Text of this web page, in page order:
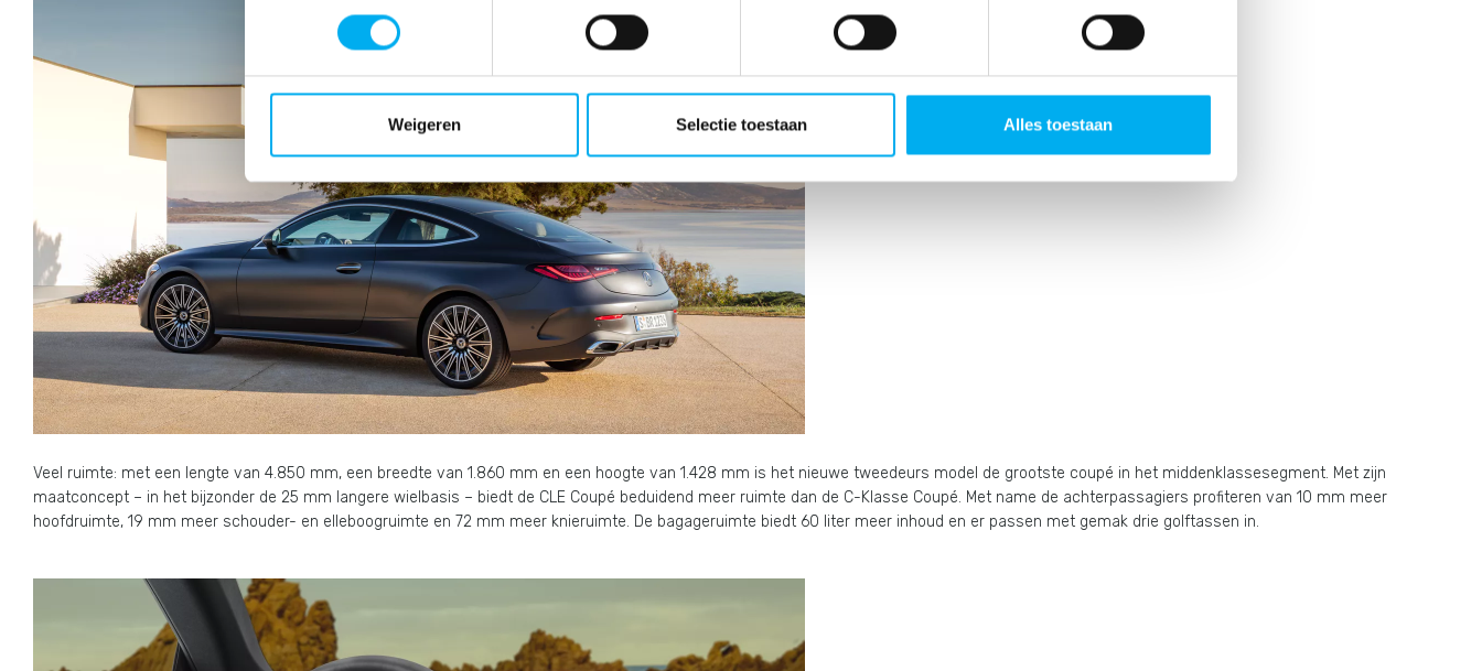
Weigeren Selectie toestaan Alles toestaan
Veel ruimte: met een lengte van 4.850 mm, een breedte van 1.860 mm en een hoogte van 1.428 mm is het nieuwe tweedeurs model de grootste coupé in het middenklassesegment. Met zijn
maatconcept – in het bijzonder de 25 mm langere wielbasis – biedt de CLE Coupé beduidend meer ruimte dan de C-Klasse Coupé. Met name de achterpassagiers profiteren van 10 mm meer
hoofdruimte, 19 mm meer schouder- en elleboogruimte en 72 mm meer knieruimte. De bagageruimte biedt 60 liter meer inhoud en er passen met gemak drie golftassen in.